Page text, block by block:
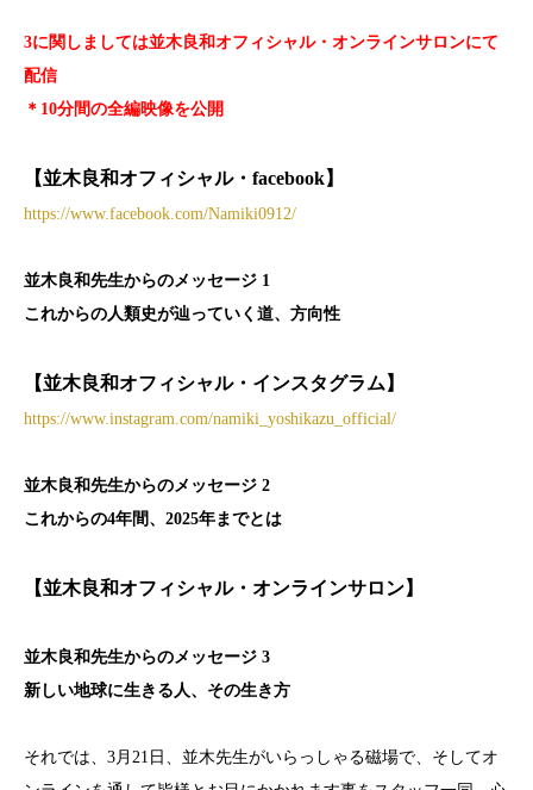
3に関しましては並木良和オフィシャル・オンラインサロンにて
配信
＊10分間の全編映像を公開
【並木良和オフィシャル・facebook】
https://www.facebook.com/Namiki0912/
並木良和先生からのメッセージ 1
これからの人類史が辿っていく道、方向性
【並木良和オフィシャル・インスタグラム】
https://www.instagram.com/namiki_yoshikazu_official/
並木良和先生からのメッセージ 2
これからの4年間、2025年までとは
【並木良和オフィシャル・オンラインサロン】
並木良和先生からのメッセージ 3
新しい地球に生きる人、その生き方
それでは、3月21日、並木先生がいらっしゃる磁場で、そしてオ